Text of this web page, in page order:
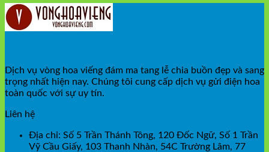
Dịch vụ vòng hoa viếng đám ma tang lễ chia buồn đẹp và sang
trọng nhất hiện nay. Chúng tôi cung cấp dịch vụ gửi điện hoa
toàn quốc với sự uy tín.
Liên hệ
Địa chỉ: Số 5 Trần Thánh Tông, 120 Đốc Ngữ, Số 1 Trần
Vỹ Cầu Giấy, 103 Thanh Nhàn, 54C Trường Lâm, 77